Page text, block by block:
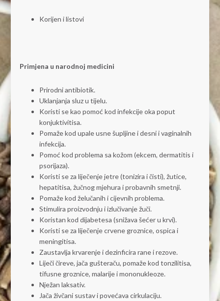
Korijen i listovi
Primjena u narodnoj medicini
Prirodni antibiotik.
Uklanjanja sluz u tijelu.
Koristi se kao pomoć kod infekcije oka poput
konjuktivitisa.
Pomaže kod upale usne šupljine i desni i vaginalnih
infekcija.
Pomoć kod problema sa kožom (ekcem, dermatitis i
psorijaza).
Koristi se za liječenje jetre (tonizira i čisti), žutice,
hepatitisa, žučnog mjehura i probavnih smetnji.
Pomaže kod želučanih i cijevnih problema.
Stimulira proizvodnju i izlučivanje žuči.
Koristan kod dijabetesa (snižava šećer u krvi).
Koristi se za liječenje crvene groznice, ospica i
meningitisa.
Zaustavlja krvarenje i dezinficira rane i rezove.
Liječi čireve, jača gušteraču, pomaže kod tonzilitisa,
tifusne groznice, malarije i mononukleoze.
Nježan laksativ.
Jača živčani sustav i povećava cirkulaciju.